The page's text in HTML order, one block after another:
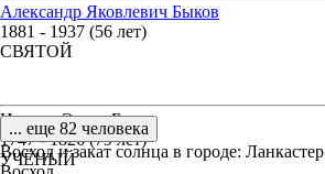
Александр Яковлевич Быков
1881 - 1937 (56 лет)
СВЯТОЙ
Иоганн Элерт Боде
1747 - 1826 (79 лет)
УЧЁНЫЙ
... еще 82 человека
Восход и закат солнца в городе: Ланкастер